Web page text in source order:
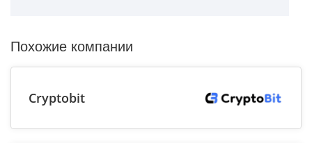
Похожие компании
Cryptobit